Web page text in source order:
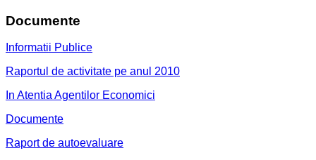
Documente
Informatii Publice
Raportul de activitate pe anul 2010
In Atentia Agentilor Economici
Documente
Raport de autoevaluare